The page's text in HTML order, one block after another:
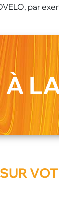
par